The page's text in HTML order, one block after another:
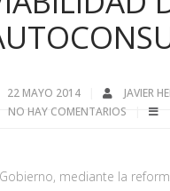
22 MAYO 2014
JAVIER
NO HAY COMENTARIOS
mediante la